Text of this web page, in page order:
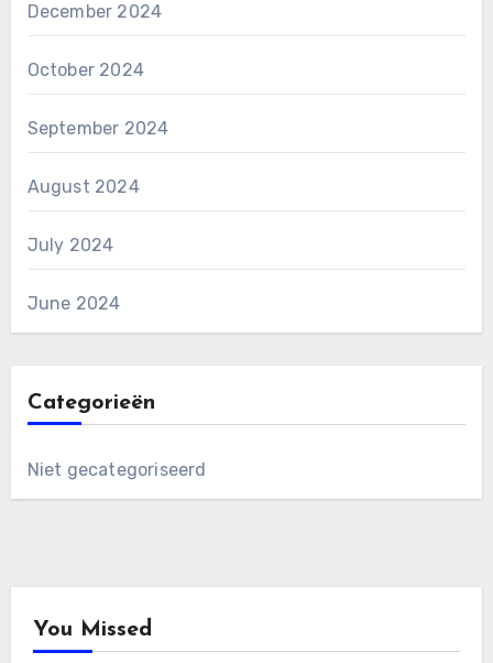
December 2024
October 2024
September 2024
August 2024
July 2024
June 2024
Categorieën
Niet gecategoriseerd
You Missed